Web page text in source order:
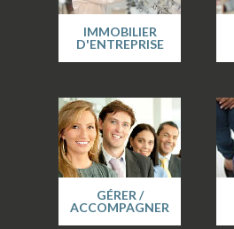
IMMOBILIER
D'ENTREPRISE
GÉRER /
ACCOMPAGNER